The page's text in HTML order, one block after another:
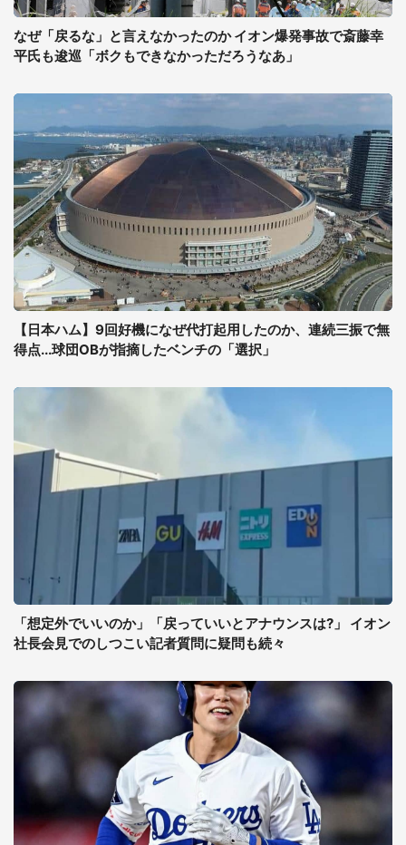
なぜ「戻るな」と言えなかったのか イオン爆発事故で斎藤幸
平氏も逡巡「ボクもできなかっただろうなあ」
【日本ハム】9回好機になぜ代打起用したのか、連続三振で無
得点...球団OBが指摘したベンチの「選択」
「想定外でいいのか」「戻っていいとアナウンスは?」 イオン
社長会見でのしつこい記者質問に疑問も続々